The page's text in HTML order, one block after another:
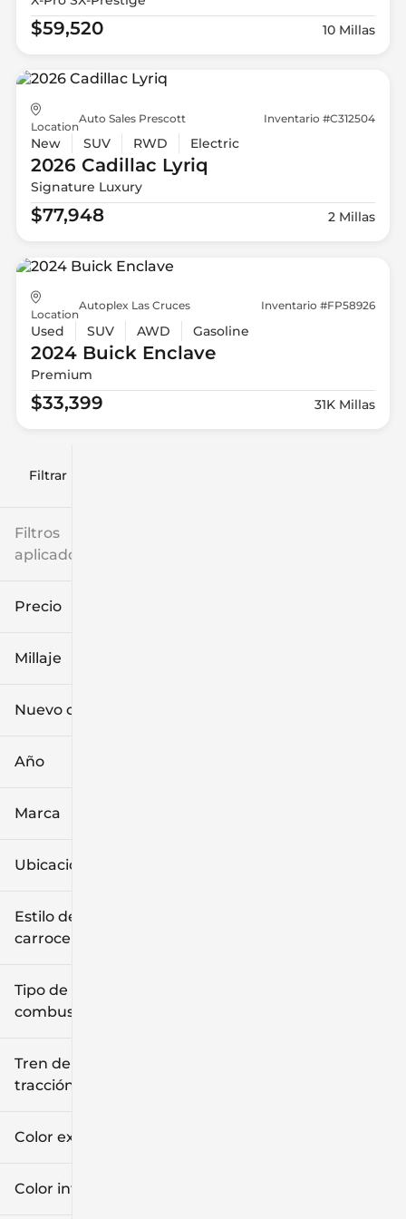
Filtrar por
Filtros
aplicados
Precio
Millaje
Nuevo o usado
Año
Marca
Ubicación
Estilo de
carrocería
Tipo de
combustible
Tren de
tracción
Color exterior
Color interior
$59,520 10 Millas
Location
Auto Sales Prescott Inventario #C312504
New SUV RWD Electric
2026 Cadillac Lyriq
Signature Luxury
$77,948 2 Millas
Location
Autoplex Las Cruces Inventario #FP58926
Used SUV AWD Gasoline
2024 Buick Enclave
Premium
$33,399 31K Millas